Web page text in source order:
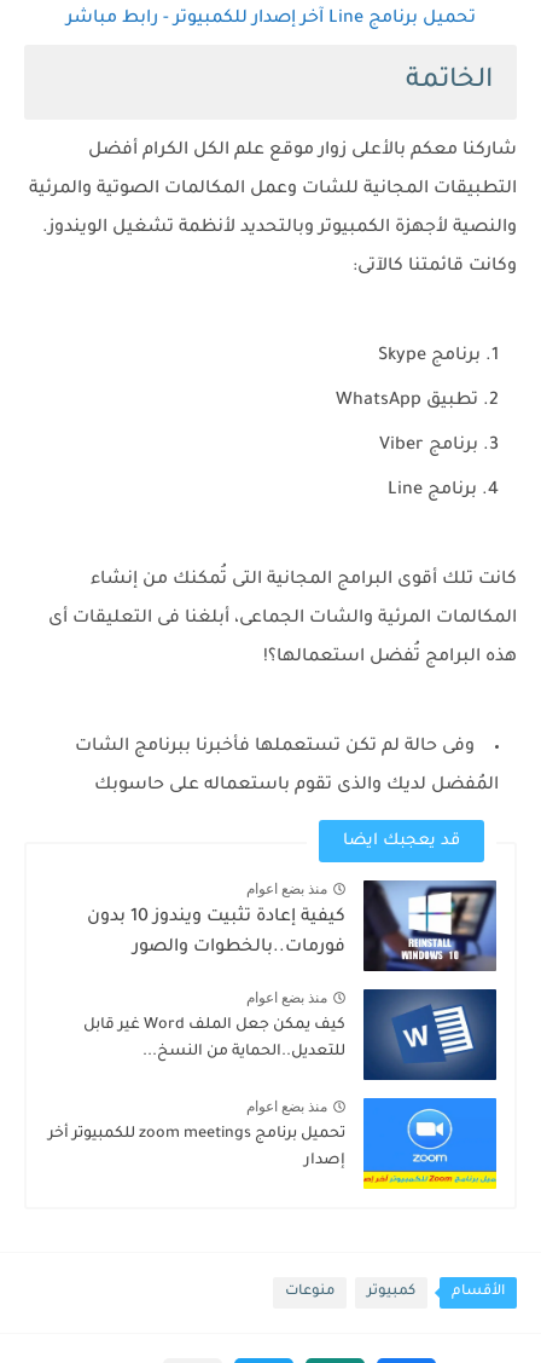
تحميل برنامج Line آخر إصدار للكمبيوتر - رابط مباشر
الخاتمة
شاركنا معكم بالأعلى زوار موقع علم الكل الكرام أفضل
التطبيقات المجانية للشات وعمل المكالمات الصوتية والمرئية
والنصية لأجهزة الكمبيوتر وبالتحديد لأنظمة تشغيل الويندوز.
وكانت قائمتنا كالآتى:
برنامج Skype
تطبيق WhatsApp
برنامج Viber
برنامج Line
كانت تلك أقوى البرامج المجانية التى تُمكنك من إنشاء
المكالمات المرئية والشات الجماعى، أبلغنا فى التعليقات أى
هذه البرامج تُفضل استعمالها؟!
وفى حالة لم تكن تستعملها فأخبرنا ببرنامج الشات
المُفضل لديك والذى تقوم باستعماله على حاسوبك
قد يعجبك ايضا
منذ بضع اعوام
كيفية إعادة تثبيت ويندوز 10 بدون
فورمات..بالخطوات والصور
منذ بضع اعوام
كيف يمكن جعل الملف Word غير قابل
للتعديل..الحماية من النسخ...
منذ بضع اعوام
تحميل برنامج zoom meetings للكمبيوتر أخر
إصدار
الأقسام كمبيوتر منوعات